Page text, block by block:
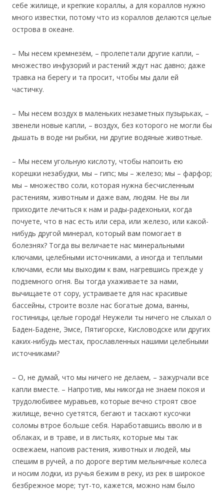
себе жилище, и крепкие кораллы, а для кораллов нужно
много известки, потому что из кораллов делаются целые
острова в океане.
– Мы несем кремнезём, – пролепетали другие капли, –
множество инфузорий и растений ждут нас давно; даже
травка на берегу и та просит, чтобы мы дали ей
частичку.
– Мы несем воздух в маленьких незаметных пузырьках, –
звенели новые капли, – воздух, без которого не могли бы
дышать в воде ни рыбки, ни другие водяные животные.
– Мы несем угольную кислоту, чтобы напоить ею
корешки незабудки, мы – гипс; мы – железо; мы – фарфор;
мы – множество соли, которая нужна бесчисленным
растениям, животным и даже вам, людям. Не вы ли
приходите лечиться к нам и рады-радехоньки, когда
почуете, что в нас есть или сера, или железо, или какой-
нибудь другой минерал, который вам помогает в
болезнях? Тогда вы величаете нас минеральными
ключами, целебными источниками, а иногда и теплыми
ключами, если мы выходим к вам, нагревшись прежде у
подземного огня. Вы тогда ухаживаете за нами,
вычищаете от сору, устраиваете для нас красивые
бассейны, строите возле нас богатые дома, ванны,
гостиницы, целые города! Неужели ты ничего не слыхал о
Баден-Бадене, Эмсе, Пятигорске, Кисловодске или других
каких-нибудь местах, прославленных нашими целебными
источниками?
– О, не думай, что мы ничего не делаем, – зажурчали все
капли вместе. – Напротив, мы никогда не знаем покоя и
трудолюбивее муравьев, которые вечно строят свое
жилище, вечно суетятся, бегают и таскают кусочки
соломы втрое больше себя. Наработавшись вволю и в
облаках, и в траве, и в листьях, которые мы так
освежаем, напоив растения, животных и людей, мы
спешим в ручей, а по дороге вертим мельничные колеса
и носим лодки, из ручья бежим в реку, из рек в широкое
безбрежное море; тут-то, кажется, можно нам было